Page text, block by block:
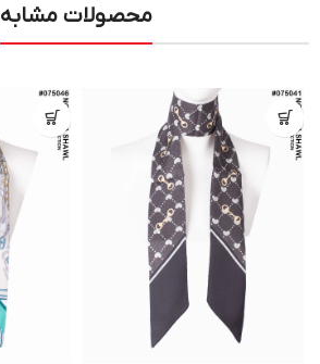
محصولات مشابه